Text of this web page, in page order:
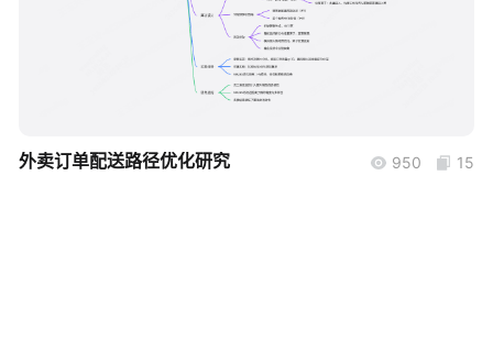
外卖订单配送路径优化研究 950 15